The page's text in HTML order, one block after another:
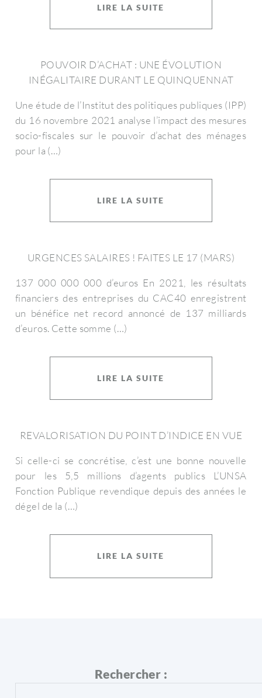
LIRE LA SUITE
POUVOIR D’ACHAT : UNE ÉVOLUTION
INÉGALITAIRE DURANT LE QUINQUENNAT
Une étude de l’Institut des politiques publiques (IPP)
du 16 novembre 2021 analyse l’impact des mesures
socio-fiscales sur le pouvoir d’achat des ménages
pour la (…)
LIRE LA SUITE
URGENCES SALAIRES ! FAITES LE 17 (MARS)
137 000 000 000 d’euros En 2021, les résultats
financiers des entreprises du CAC40 enregistrent
un bénéfice net record annoncé de 137 milliards
d’euros. Cette somme (…)
LIRE LA SUITE
REVALORISATION DU POINT D’INDICE EN VUE
Si celle-ci se concrétise, c’est une bonne nouvelle
pour les 5,5 millions d’agents publics L’UNSA
Fonction Publique revendique depuis des années le
dégel de la (…)
LIRE LA SUITE
Rechercher :